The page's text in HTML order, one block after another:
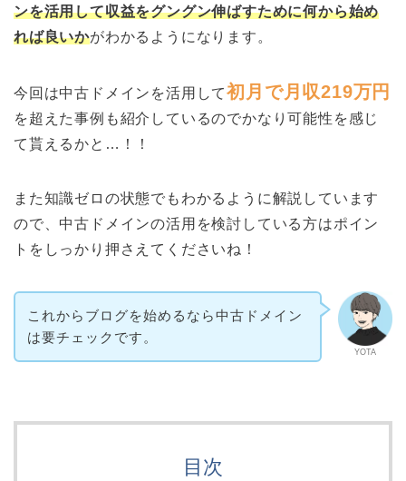
ンを活用して収益をグングン伸ばすために何から始め
れば良いかがわかるようになります。
今回は中古ドメインを活用して初月で月収219万円
を超えた事例も紹介しているのでかなり可能性を感じ
て貰えるかと…！！
また知識ゼロの状態でもわかるように解説しています
ので、中古ドメインの活用を検討している方はポイン
トをしっかり押さえてくださいね！
YOTA
これからブログを始めるなら中古ドメイン
は要チェックです。
目次